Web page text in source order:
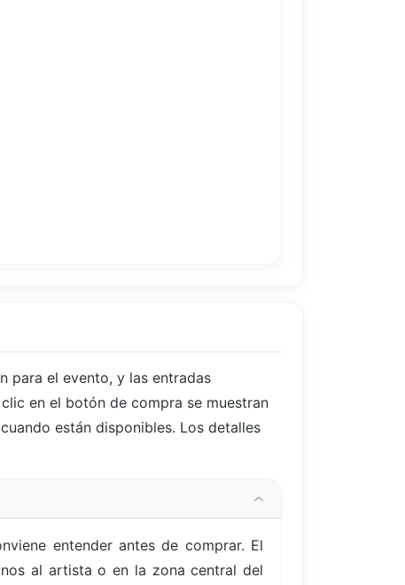
para el evento, y las entradas
en el botón de compra se muestran
están disponibles. Los detalles
entender antes de comprar. El
al artista o en la zona central del